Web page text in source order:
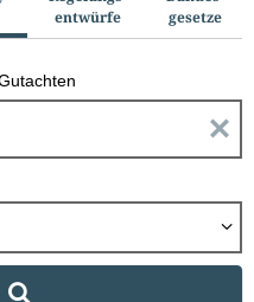
entwürfe
gesetze
n
g